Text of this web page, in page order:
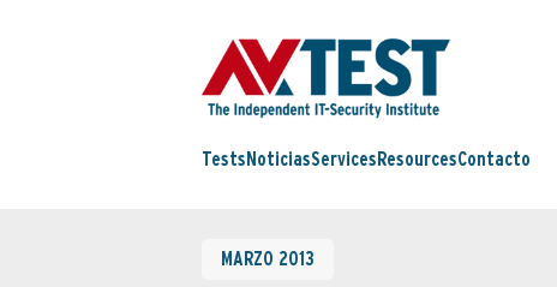
Tests NoticiasServices ResourcesContacto
MARZO 2013